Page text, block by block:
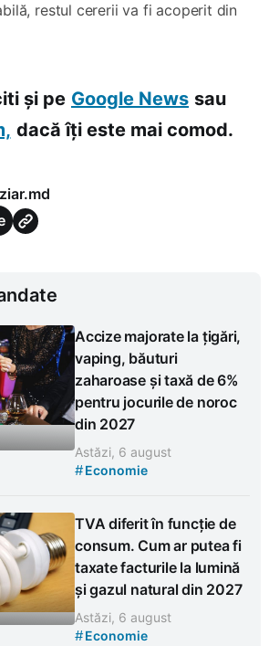
restul cererii va fi acoperit din
și pe Google News sau
dacă îți este mai comod.
Accize majorate la țigări,
vaping, băuturi
zaharoase și taxă de 6%
pentru jocurile de noroc
din 2027
Astăzi, 6 august
#Economie
TVA diferit în funcție de
consum. Cum ar putea fi
taxate facturile la lumină
și gazul natural din 2027
Astăzi, 6 august
#Economie